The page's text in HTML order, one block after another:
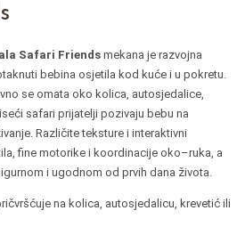
Safari Friends mekana je razvojna
bebina osjetila kod kuće i u pokretu.
se omata oko kolica, autosjedalice,
safari prijatelji pozivaju bebu na
Različite teksture i interaktivni
fine motorike i koordinacije oko–ruka, a
i ugodnom od prvih dana života.
na kolica, autosjedalicu, krevetić ili